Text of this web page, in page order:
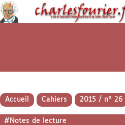
Accueil Cahiers 2015 / n° 26
#Notes de lecture